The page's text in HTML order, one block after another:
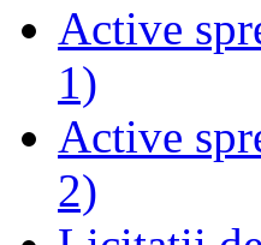
Active
1)
Active
2)